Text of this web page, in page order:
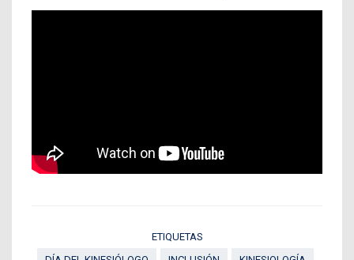
ETIQUETAS